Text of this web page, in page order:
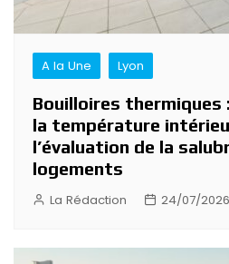
A la Une Lyon
Bouilloires thermiques
la température
l’évaluation de la
logements
La Rédaction 24/07/2026